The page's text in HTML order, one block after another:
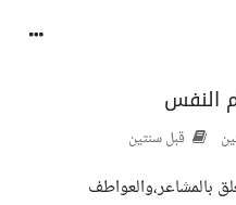
النفس
قبل سنتين
بالمشاعر،والعواطف